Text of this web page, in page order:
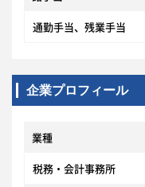
通勤手当、残業手当
企業プロフィール
業種
税務・会計事務所